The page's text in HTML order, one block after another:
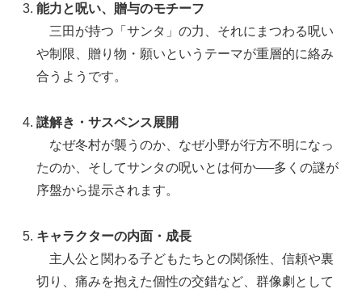
能力と呪い、贈与のモチーフ
三田が持つ「サンタ」の力、それにまつわる呪い
や制限、贈り物・願いというテーマが重層的に絡み
合うようです。
謎解き・サスペンス展開
なぜ冬村が襲うのか、なぜ小野が行方不明になっ
たのか、そしてサンタの呪いとは何か──多くの謎が
序盤から提示されます。
キャラクターの内面・成長
主人公と関わる子どもたちとの関係性、信頼や裏
切り、痛みを抱えた個性の交錯など、群像劇として